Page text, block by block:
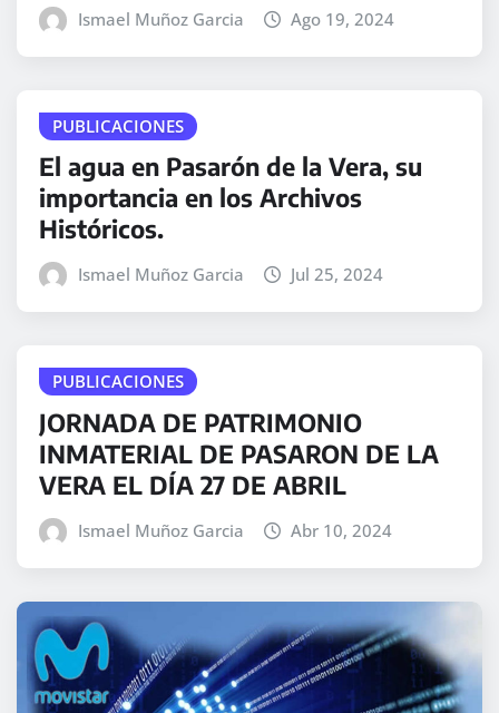
Ismael Muñoz Garcia Ago 19, 2024
PUBLICACIONES
El agua en Pasarón de la Vera, su
importancia en los Archivos
Históricos.
Ismael Muñoz Garcia Jul 25, 2024
PUBLICACIONES
JORNADA DE PATRIMONIO
INMATERIAL DE PASARON DE LA
VERA EL DÍA 27 DE ABRIL
Ismael Muñoz Garcia Abr 10, 2024